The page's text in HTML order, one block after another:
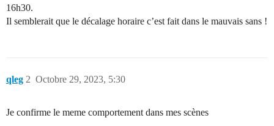
16h30.
Il semblerait que le décalage horaire c’est fait dans le mauvais sans !
qleg Octobre 29, 2023, 5:30
2
Je confirme le meme comportement dans mes scènes